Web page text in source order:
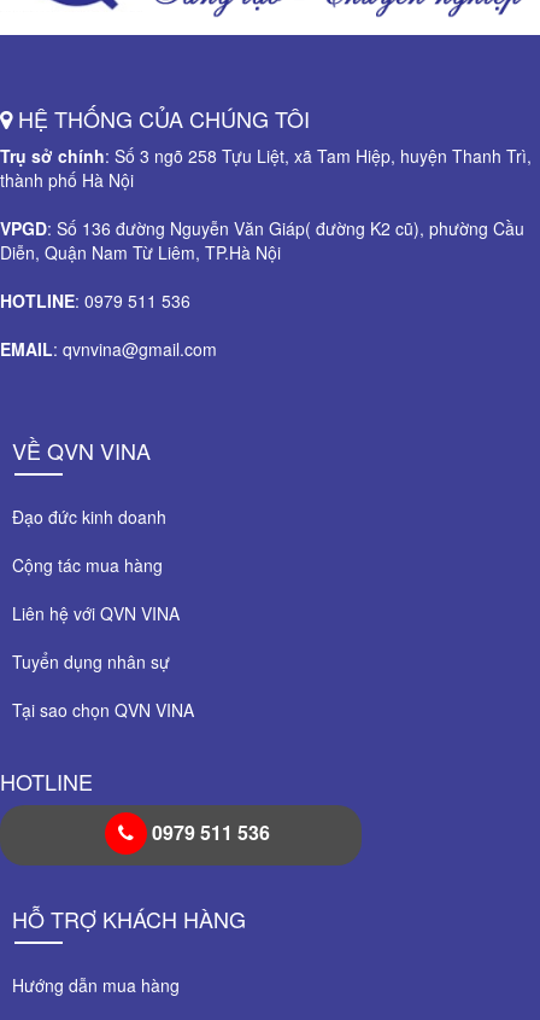
HỆ THỐNG CỦA CHÚNG TÔI
Trụ sở chính: Số 3 ngõ 258 Tựu Liệt, xã Tam Hiệp, huyện Thanh Trì,
thành phố Hà Nội
VPGD: Số 136 đường Nguyễn Văn Giáp( đường K2 cũ), phường Cầu
Diễn, Quận Nam Từ Liêm, TP.Hà Nội
HOTLINE: 0979 511 536
EMAIL: qvnvina@gmail.com
VỀ QVN VINA
Đạo đức kinh doanh
Cộng tác mua hàng
Liên hệ với QVN VINA
Tuyển dụng nhân sự
Tại sao chọn QVN VINA
HOTLINE
0979 511 536
HỖ TRỢ KHÁCH HÀNG
Hướng dẫn mua hàng